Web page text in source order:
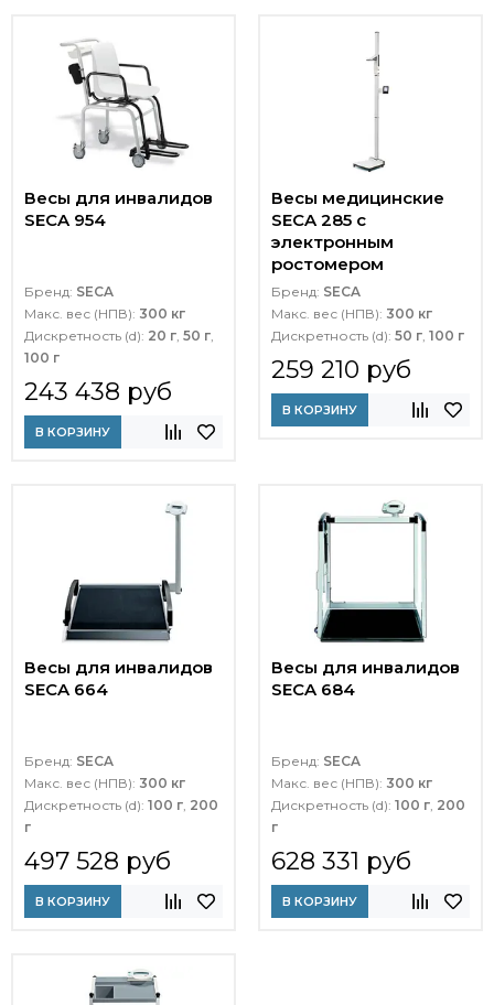
Весы для инвалидов
SECA 954
Бренд: SECA
Макс. вес (НПВ): 300 кг
Дискретность (d): 20 г, 50 г,
100 г
243 438 руб
В КОРЗИНУ
Весы медицинские
SECA 285 с
электронным
ростомером
Бренд: SECA
Макс. вес (НПВ): 300 кг
Дискретность (d): 50 г, 100 г
259 210 руб
В КОРЗИНУ
Весы для инвалидов
SECA 664
Бренд: SECA
Макс. вес (НПВ): 300 кг
Дискретность (d): 100 г, 200
г
497 528 руб
В КОРЗИНУ
Весы для инвалидов
SECA 684
Бренд: SECA
Макс. вес (НПВ): 300 кг
Дискретность (d): 100 г, 200
г
628 331 руб
В КОРЗИНУ